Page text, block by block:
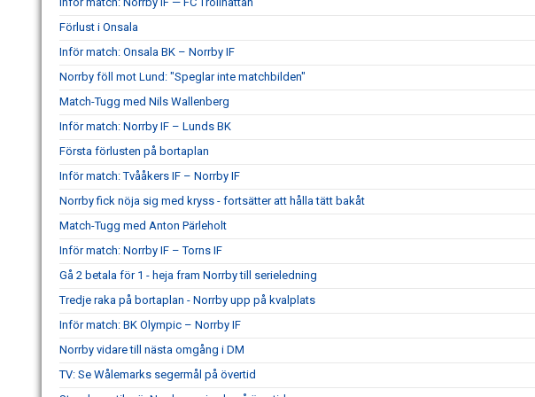
Förlust i Onsala
Inför match: Onsala BK – Norrby IF
Norrby föll mot Lund: "Speglar inte matchbilden"
Match-Tugg med Nils Wallenberg
Inför match: Norrby IF – Lunds BK
Första förlusten på bortaplan
Inför match: Tvååkers IF – Norrby IF
Norrby fick nöja sig med kryss - fortsätter att hålla tätt bakåt
Match-Tugg med Anton Pärleholt
Inför match: Norrby IF – Torns IF
Gå 2 betala för 1 - heja fram Norrby till serieledning
Tredje raka på bortaplan - Norrby upp på kvalplats
Inför match: BK Olympic – Norrby IF
Norrby vidare till nästa omgång i DM
TV: Se Wålemarks segermål på övertid